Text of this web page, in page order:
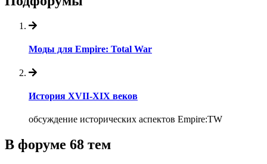
Моды для Empire: Total War
История XVII-XIX веков
обсуждение исторических аспектов Empire:TW
В форуме 68 тем